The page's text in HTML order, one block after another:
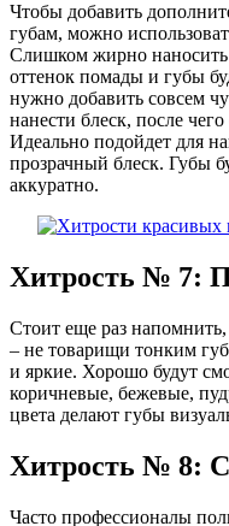
Чтобы добавить
губам, можно
Слишком жирно наносить
оттенок помады и губы
нужно добавить совсем
нанести блеск, после
Идеально подойдет для
прозрачный блеск. Губы
аккуратно.
Хитрость № 7:
Стоит еще раз
– не товарищи тонким
и яркие. Хорошо будут
коричневые, бежевые,
цвета делают губы
Хитрость № 8:
Часто профессионалы